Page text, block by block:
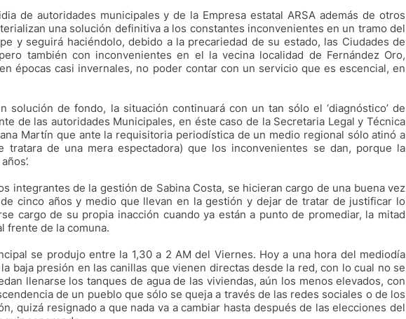
de autoridades municipales y de la Empresa estatal ARSA además de otros
una solución definitiva a los constantes inconvenientes en un tramo del
y seguirá haciéndolo, debido a la precariedad de su estado, las Ciudades de
también con inconvenientes en el la vecina localidad de Fernández Oro,
épocas casi invernales, no poder contar con un servicio que es escencial, en
solución de fondo, la situación continuará con un tan sólo el ‘diagnóstico’ de
de las autoridades Municipales, en éste caso de la Secretaria Legal y Técnica
Martín que ante la requisitoria periodística de un medio regional sólo atinó a
tratara de una mera espectadora) que los inconvenientes se dan, porque la
integrantes de la gestión de Sabina Costa, se hicieran cargo de una buena vez
cinco años y medio que llevan en la gestión y dejar de tratar de justificar lo
cargo de su propia inacción cuando ya están a punto de promediar, la mitad
frente de la comuna.
se produjo entre la 1,30 a 2 AM del Viernes. Hoy a una hora del mediodía
baja presión en las canillas que vienen directas desde la red, con lo cual no se
llenarse los tanques de agua de las viviendas, aún los menos elevados, con
de un pueblo que sólo se queja a través de las redes sociales o de los
quizá resignado a que nada va a cambiar hasta después de las elecciones del